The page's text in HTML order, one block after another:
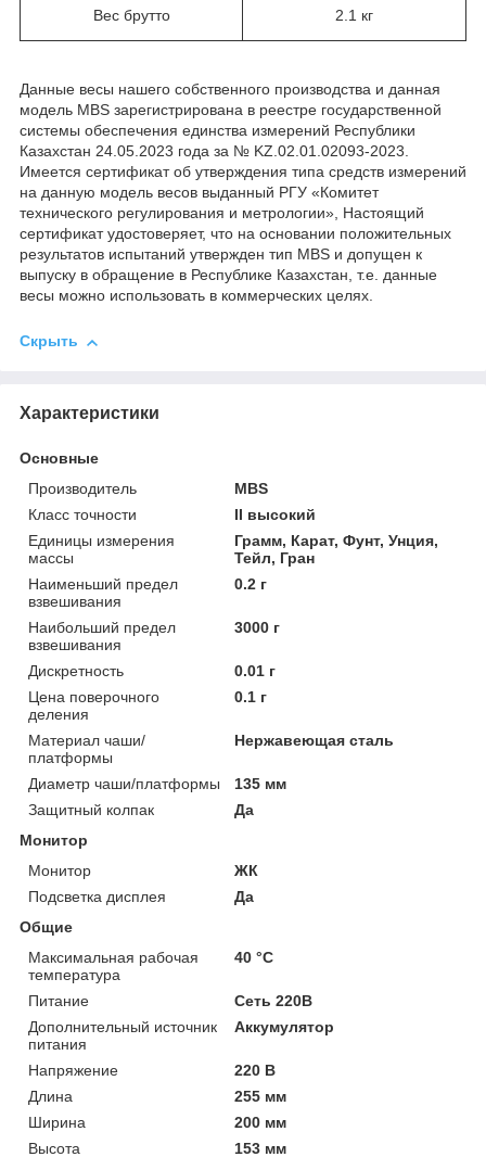
Вес брутто 2.1 кг
Данные весы нашего собственного производства и данная
модель MBS зарегистрирована в реестре государственной
системы обеспечения единства измерений Республики
Казахстан 24.05.2023 года за № KZ.02.01.02093-2023.
Имеется сертификат об утверждения типа средств измерений
на данную модель весов выданный РГУ «Комитет
технического регулирования и метрологии», Настоящий
сертификат удостоверяет, что на основании положительных
результатов испытаний утвержден тип MBS и допущен к
выпуску в обращение в Республике Казахстан, т.е. данные
весы можно использовать в коммерческих целях.
Скрыть
Характеристики
Основные
Производитель
MBS
Класс точности
II высокий
Единицы измерения
массы
Грамм, Карат, Фунт, Унция,
Тейл, Гран
Наименьший предел
взвешивания
0.2 г
Наибольший предел
взвешивания
3000 г
Дискретность
0.01 г
Цена поверочного
деления
0.1 г
Материал чаши/
платформы
Нержавеющая сталь
Диаметр чаши/платформы
135 мм
Защитный колпак
Да
Монитор
Монитор
ЖК
Подсветка дисплея
Да
Общие
Максимальная рабочая
температура
40 °С
Питание
Сеть 220В
Дополнительный источник
питания
Аккумулятор
Напряжение
220 В
Длина
255 мм
Ширина
200 мм
Высота
153 мм